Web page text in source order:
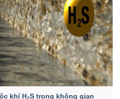
khí H₂S trong không gian